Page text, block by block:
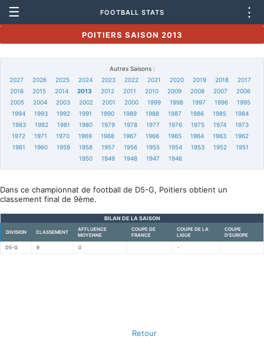
☰ FOOTBALL STATS ⋮
POITIERS SAISON 2013
Autres Saisons :
2027
2026 2025 2024 2023 2022 2021 2020 2019 2018
2017
2016
2015 2014 2013 2012 2011 2010 2009 2008 2007
2006
2005
2004 2003 2002 2001 2000 1999 1998 1997 1996
1995
1994
1993 1992 1991 1990 1989 1988 1987 1986 1985
1984
1983
1982 1981 1980 1979 1978 1977 1976 1975 1974
1973
1972
1971 1970 1969 1968 1967 1966 1965 1964 1963
1962
1961
1960 1959 1958 1957 1956 1955 1954 1953 1952
1951
1950
1949 1948 1947 1946
Dans ce championnat de football de D5-G, Poitiers obtient un
classement final de 9ème.
BILAN DE LA SAISON
DIVISION CLASSEMENT
AFFLUENCE
MOYENNE
COUPE DE
FRANCE
COUPE DE LA
LIGUE
COUPE
D'EUROPE
D5-G 9 0 -
Retour